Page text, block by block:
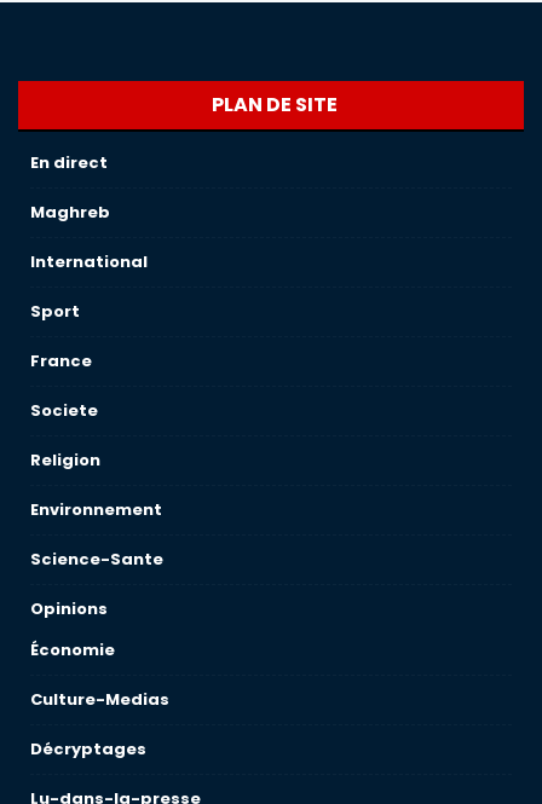
PLAN DE SITE
En direct
Maghreb
International
Sport
France
Societe
Religion
Environnement
Science-Sante
Opinions
Économie
Culture-Medias
Décryptages
Lu-dans-la-presse